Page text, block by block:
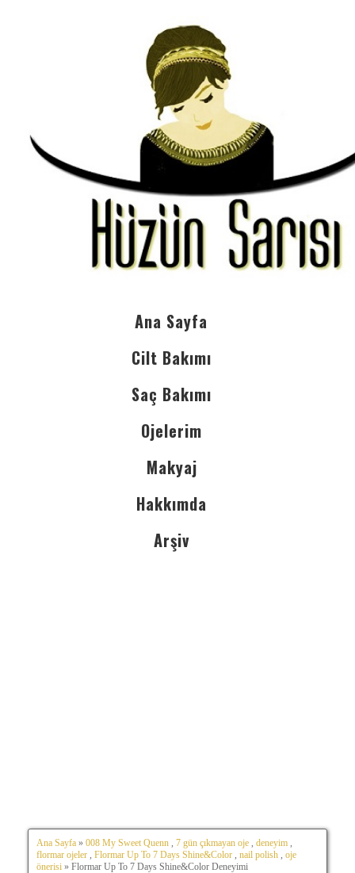
Ana Sayfa
Cilt Bakımı
Saç Bakımı
Ojelerim
Makyaj
Hakkımda
Arşiv
Ana Sayfa » 008 My Sweet Quenn 7 gün çıkmayan oje deneyim
flormar ojeler
Flormar Up To 7 Days Shine&Color nail polish
oje
önerisi » Flormar Up To 7 Days Shine&Color Deneyimi